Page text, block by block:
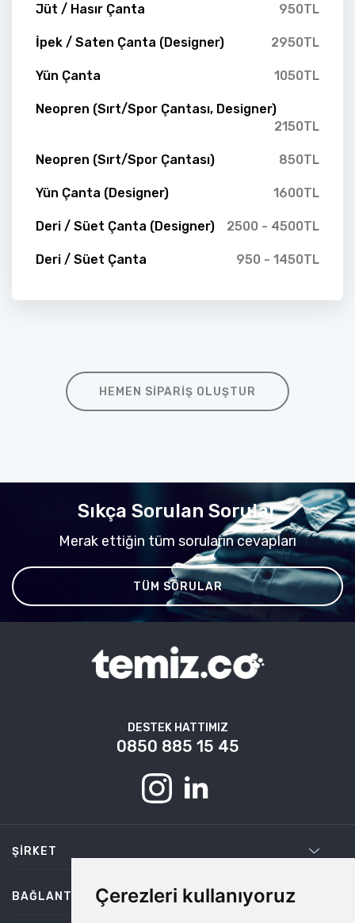
Çerezleri kullanıyoruz
Jüt / Hasır Çanta 950TL
İpek / Saten Çanta (Designer) 2950TL
Yün Çanta 1050TL
Neopren (Sırt/Spor Çantası, Designer)
2150TL
Neopren (Sırt/Spor Çantası) 850TL
Yün Çanta (Designer) 1600TL
Deri / Süet Çanta (Designer) 2500 - 4500TL
Deri / Süet Çanta 950 - 1450TL
HEMEN SIPARIŞ OLUŞTUR
Sıkça Sorulan Sorular
Merak ettiğin tüm soruların cevapları
TÜM SORULAR
DESTEK HATTIMIZ
0850 885 15 45
ŞIRKET
BAĞLANTILAR